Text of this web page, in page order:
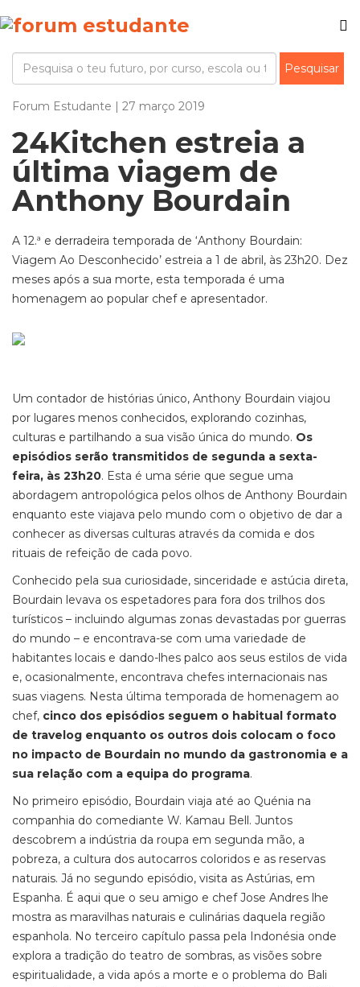
Forum Estudante | 27 março 2019
24Kitchen estreia a
última viagem de
Anthony Bourdain
A 12.ª e derradeira temporada de ‘Anthony Bourdain:
Viagem Ao Desconhecido’ estreia a 1 de abril, às 23h20. Dez
meses após a sua morte, esta temporada é uma
homenagem ao popular chef e apresentador.
Um contador de histórias único, Anthony Bourdain viajou
por lugares menos conhecidos, explorando cozinhas,
culturas e partilhando a sua visão única do mundo. Os
episódios serão transmitidos de segunda a sexta-
feira, às 23h20. Esta é uma série que segue uma
abordagem antropológica pelos olhos de Anthony Bourdain
enquanto este viajava pelo mundo com o objetivo de dar a
conhecer as diversas culturas através da comida e dos
rituais de refeição de cada povo.
Conhecido pela sua curiosidade, sinceridade e astúcia direta,
Bourdain levava os espetadores para fora dos trilhos dos
turísticos – incluindo algumas zonas devastadas por guerras
do mundo – e encontrava-se com uma variedade de
habitantes locais e dando-lhes palco aos seus estilos de vida
e, ocasionalmente, encontrava chefes internacionais nas
suas viagens. Nesta última temporada de homenagem ao
chef, cinco dos episódios seguem o habitual formato
de travelog enquanto os outros dois colocam o foco
no impacto de Bourdain no mundo da gastronomia e a
sua relação com a equipa do programa.
No primeiro episódio, Bourdain viaja até ao Quénia na
companhia do comediante W. Kamau Bell. Juntos
descobrem a indústria da roupa em segunda mão, a
pobreza, a cultura dos autocarros coloridos e as reservas
naturais. Já no segundo episódio, visita as Astúrias, em
Espanha. É aqui que o seu amigo e chef Jose Andres lhe
mostra as maravilhas naturais e culinárias daquela região
espanhola. No terceiro capítulo passa pela Indonésia onde
explora a tradição do teatro de sombras, as visões sobre
espiritualidade, a vida após a morte e o problema do Bali